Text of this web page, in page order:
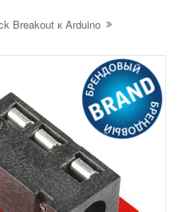
Breakout к Arduino